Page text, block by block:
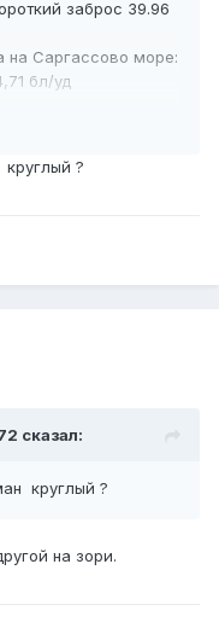
заброс 39.96
на Саргассово море:
бл/уд
?
сказал:
круглый ?
на зори.